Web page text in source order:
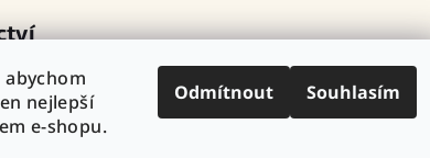
abychom
nejlepší
e-shopu.
Odmítnout Souhlasím
Výdejní místa